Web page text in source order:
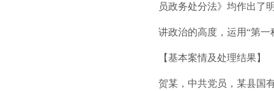
员政务处分法》均作出了
讲政治的高度，运用“第
【基本案情及处理结果】
贺某，中共党员，某县国